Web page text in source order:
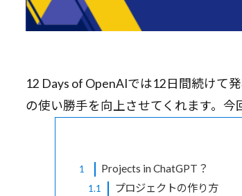
12 Days of OpenAIでは12日間続けて
の使い勝手を向上させてくれます。今
1 Projects in ChatGPT？
1.1 プロジェクトの作り方